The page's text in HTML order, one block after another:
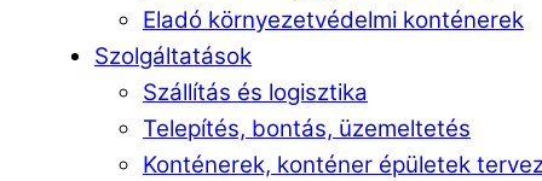
Eladó környezetvédelmi konténerek
Szolgáltatások
Szállítás és logisztika
Telepítés, bontás, üzemeltetés
Konténerek, konténer épületek